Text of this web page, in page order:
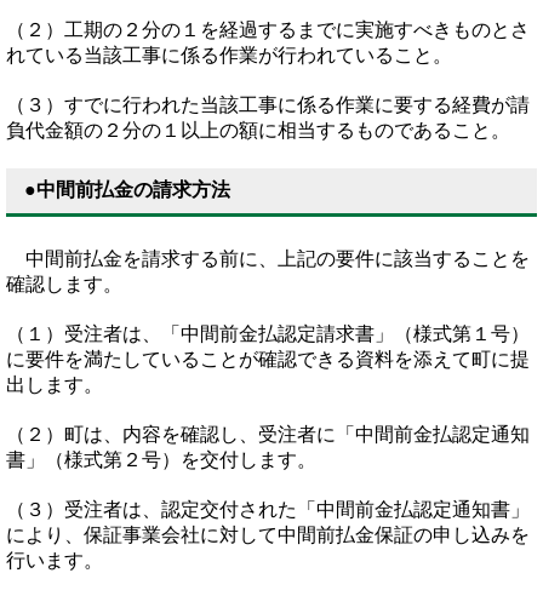
（２）工期の２分の１を経過するまでに実施すべきものとさ
れている当該工事に係る作業が行われていること。
（３）すでに行われた当該工事に係る作業に要する経費が請
負代金額の２分の１以上の額に相当するものであること。
●中間前払金の請求方法
中間前払金を請求する前に、上記の要件に該当することを
確認します。
（１）受注者は、「中間前金払認定請求書」（様式第１号）
に要件を満たしていることが確認できる資料を添えて町に提
出します。
（２）町は、内容を確認し、受注者に「中間前金払認定通知
書」（様式第２号）を交付します。
（３）受注者は、認定交付された「中間前金払認定通知書」
により、保証事業会社に対して中間前払金保証の申し込みを
行います。